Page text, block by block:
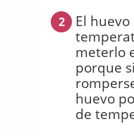
2
El
meterlo
porque
huevo
de